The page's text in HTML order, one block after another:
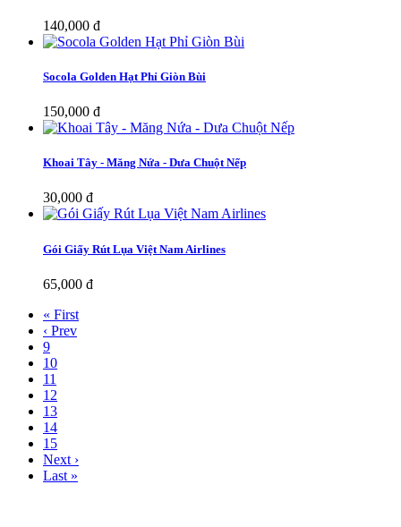
140,000 đ
Socola Golden Hạt Phỉ Giòn Bùi
150,000 đ
Khoai Tây - Măng Nứa - Dưa Chuột Nếp
30,000 đ
Gói Giấy Rút Lụa Việt Nam Airlines
65,000 đ
« First
‹ Prev
9
10
11
12
13
14
15
Next ›
Last »